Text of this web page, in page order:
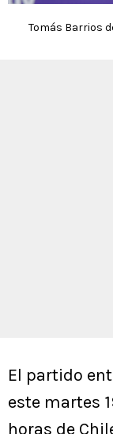
Tomás Barrios
El partido
este martes
horas de